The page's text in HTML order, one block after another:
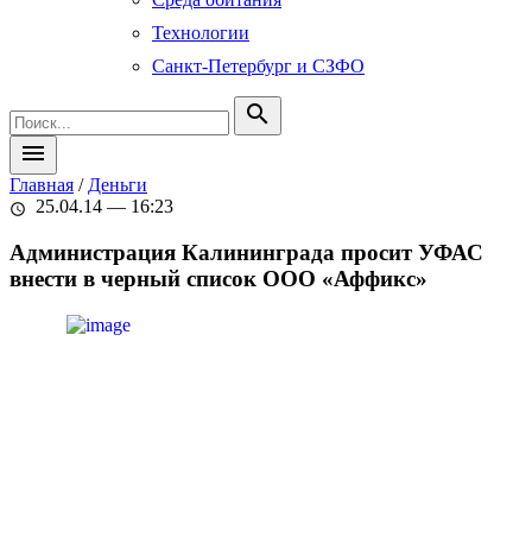
Технологии
Санкт-Петербург и СЗФО
search
menu
Главная / Деньги
schedule 25.04.14 — 16:23
Администрация Калининграда просит УФАС
внести в черный список ООО «Аффикс»